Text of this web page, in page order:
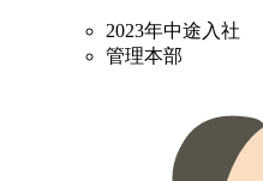
2023年中途入社
管理本部